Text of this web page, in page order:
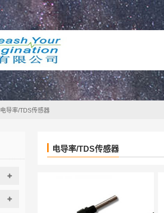
电导率/TDS传感器
电导率/TDS传感器